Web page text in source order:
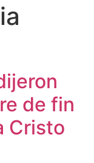
de fin
Cristo